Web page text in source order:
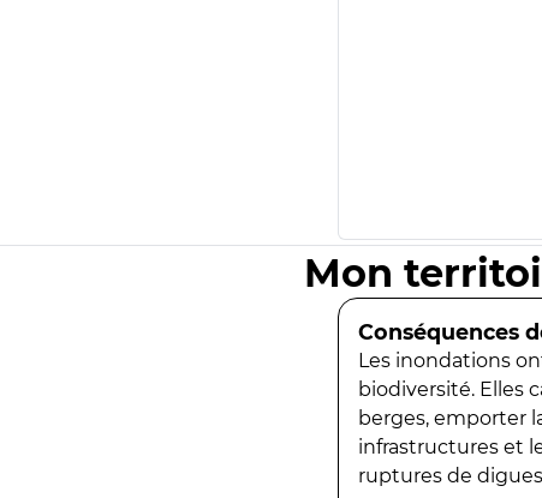
Mon
Conséquences
Les inondations
biodiversité. Elles
berges, emporter
infrastructures et
ruptures de